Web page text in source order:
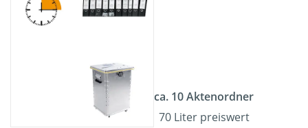
ca. 10 Aktenordner
70 Liter preiswert